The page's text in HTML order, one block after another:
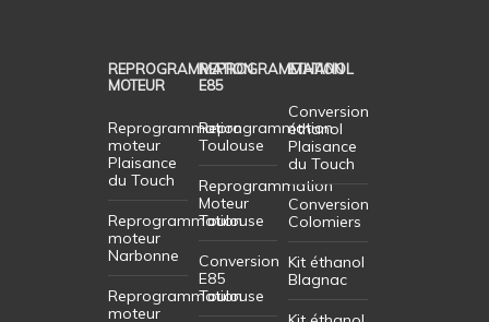
REPROGRAMMATION
MOTEUR
Reprogrammation
moteur
Plaisance
du Touch
Reprogrammation
moteur
Narbonne
Reprogrammation
moteur
REPROGRAMMATION
E85
Reprogrammation
Toulouse
Reprogrammation
Moteur
Toulouse
Conversion
E85
Toulouse
ETHANOL
Conversion
éthanol
Plaisance
du Touch
Conversion
Colomiers
Kit éthanol
Blagnac